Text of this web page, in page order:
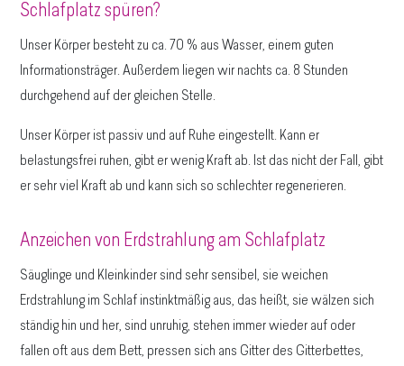
Schlafplatz spüren?
Unser Körper besteht zu ca. 70 % aus Wasser, einem guten
Informationsträger. Außerdem liegen wir nachts ca. 8 Stunden
durchgehend auf der gleichen Stelle.
Unser Körper ist passiv und auf Ruhe eingestellt. Kann er
belastungsfrei ruhen, gibt er wenig Kraft ab. Ist das nicht der Fall, gibt
er sehr viel Kraft ab und kann sich so schlechter regenerieren.
Anzeichen von Erdstrahlung am Schlafplatz
Säuglinge und Kleinkinder sind sehr sensibel, sie weichen
Erdstrahlung im Schlaf instinktmäßig aus, das heißt, sie wälzen sich
ständig hin und her, sind unruhig, stehen immer wieder auf oder
fallen oft aus dem Bett, pressen sich ans Gitter des Gitterbettes,